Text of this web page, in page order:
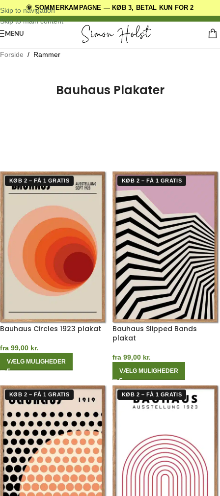
🌞 SOMMERKAMPAGNE — KØB 3, BETAL KUN FOR 2
Skip to navigation
Skip to main content
DANSKE ORIGINALE DESIGNS
MENU
Forside / Rammer
Bauhaus Plakater
KØB 2 – FÅ 1 GRATIS
Bauhaus Circles 1923 plakat
fra 99,00 kr.
VÆLG MULIGHEDER
KØB 2 – FÅ 1 GRATIS
Bauhaus Slipped Bands
plakat
fra 99,00 kr.
VÆLG MULIGHEDER
KØB 2 – FÅ 1 GRATIS KØB 2 – FÅ 1 GRATIS